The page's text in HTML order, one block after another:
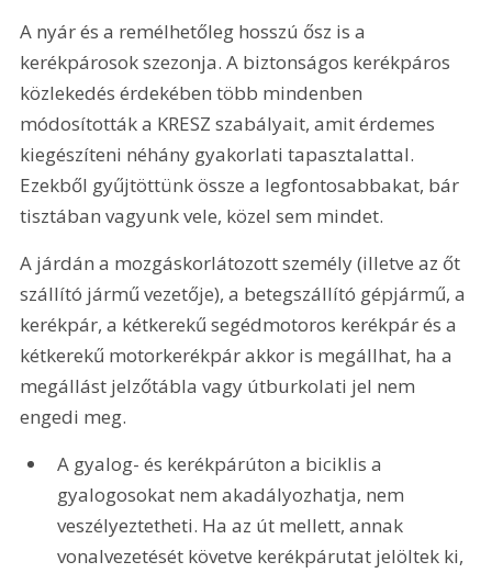
A nyár és a remélhetőleg hosszú ősz is a
kerékpárosok szezonja. A biztonságos kerékpáros
közlekedés érdekében több mindenben
módosították a KRESZ szabályait, amit érdemes
kiegészíteni néhány gyakorlati tapasztalattal.
Ezekből gyűjtöttünk össze a legfontosabbakat, bár
tisztában vagyunk vele, közel sem mindet.
A járdán a mozgáskorlátozott személy (illetve az őt
szállító jármű vezetője), a betegszállító gépjármű, a
kerékpár, a kétkerekű segédmotoros kerékpár és a
kétkerekű motorkerékpár akkor is megállhat, ha a
megállást jelzőtábla vagy útburkolati jel nem
engedi meg.
A gyalog- és kerékpárúton a biciklis a
gyalogosokat nem akadályozhatja, nem
veszélyeztetheti. Ha az út mellett, annak
vonalvezetését követve kerékpárutat jelöltek ki,